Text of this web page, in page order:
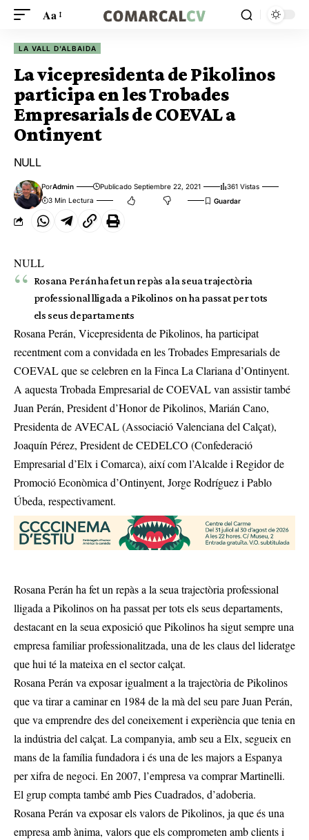
Aa
LA VALL D'ALBAIDA
La vicepresidenta de Pikolinos
participa en les Trobades
Empresarials de COEVAL a
Ontinyent
NULL
PorAdmin Publicado Septiembre 22, 2021
361 Vistas
3 Min Lectura
NULL
Rosana Perán ha fet un repàs a la seua trajectòria
professional lligada a Pikolinos on ha passat per tots
els seus departaments
Rosana Perán, Vicepresidenta de Pikolinos, ha participat
recentment com a convidada en les Trobades Empresarials de
COEVAL que se celebren en la Finca La Clariana d’Ontinyent.
A aquesta Trobada Empresarial de COEVAL van assistir també
Juan Perán, President d’Honor de Pikolinos, Marián Cano,
Presidenta de AVECAL (Associació Valenciana del Calçat),
Joaquín Pérez, President de CEDELCO (Confederació
Empresarial d’Elx i Comarca), així com l’Alcalde i Regidor de
Promoció Econòmica d’Ontinyent, Jorge Rodríguez i Pablo
Úbeda, respectivament.
Rosana Perán ha fet un repàs a la seua trajectòria professional
lligada a Pikolinos on ha passat per tots els seus departaments,
destacant en la seua exposició que Pikolinos ha sigut sempre una
empresa familiar professionalitzada, una de les claus del lideratge
que hui té la mateixa en el sector calçat.
Rosana Perán va exposar igualment a la trajectòria de Pikolinos
que va tirar a caminar en 1984 de la mà del seu pare Juan Perán,
que va emprendre des del coneixement i experiència que tenia en
la indústria del calçat. La companyia, amb seu a Elx, segueix en
mans de la família fundadora i és una de les majors a Espanya
per xifra de negoci. En 2007, l’empresa va comprar Martinelli.
El grup compta també amb Pies Cuadrados, d’adoberia.
Rosana Perán va exposar els valors de Pikolinos, ja que és una
empresa amb ànima, valors que els comprometen amb clients i